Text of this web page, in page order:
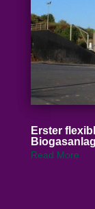
Erster
Read More